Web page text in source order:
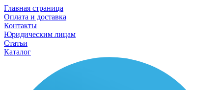
Главная страница
Оплата и доставка
Контакты
Юридическим лицам
Статьи
Каталог